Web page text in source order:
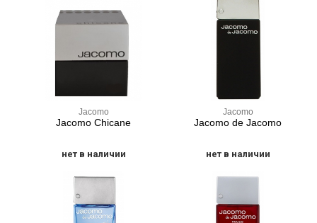
Jacomo
Jacomo Chicane
нет в наличии
Jacomo
Jacomo de Jacomo
нет в наличии